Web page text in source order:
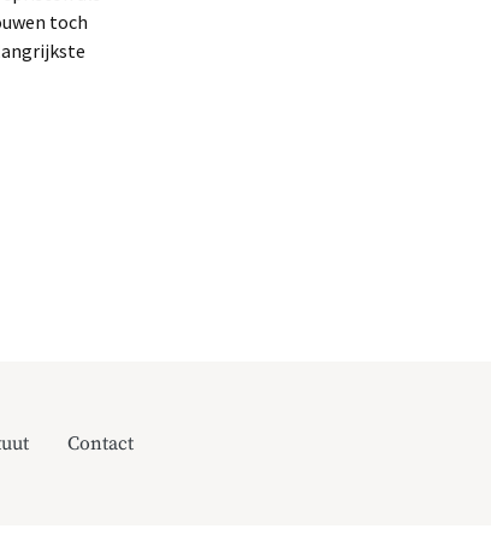
toch
Contact